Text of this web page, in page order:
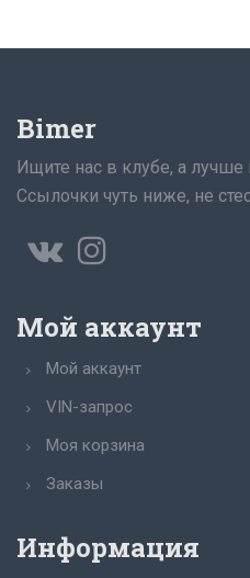
Bimer
Ищите нас в клубе, а лучше
Ссылочки чуть ниже, не
Мой аккаунт
Мой аккаунт
VIN-запрос
Моя корзина
Заказы
Информация